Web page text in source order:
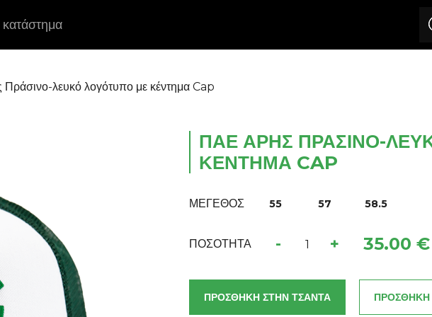
λευκό λογότυπο με κέντημα Сap
ΠΑΕ ΆΡΗΣ ΠΡΆΣΙΝΟ-
ΚΈΝΤΗΜΑ СAP
ΜΕΓΕΘΟΣ 55 57 58.5
ΠΟΣΟΤΗΤΑ - + 35.00 €
ΠΡΟΣΘΗΚΗ ΣΤΗΝ ΤΣΑΝΤΑ ΠΡΟΣΘΗΚΗ